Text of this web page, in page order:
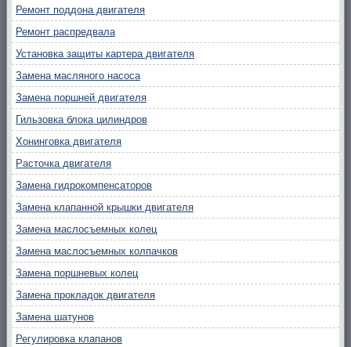
Ремонт поддона двигателя
Ремонт распредвала
Установка защиты картера двигателя
Замена масляного насоса
Замена поршней двигателя
Гильзовка блока цилиндров
Хонинговка двигателя
Расточка двигателя
Замена гидрокомпенсаторов
Замена клапанной крышки двигателя
Замена маслосъемных колец
Замена маслосъемных колпачков
Замена поршневых колец
Замена прокладок двигателя
Замена шатунов
Регулировка клапанов